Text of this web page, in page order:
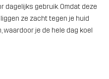
dagelijks gebruik. Omdat deze
ze zacht tegen je huid
waardoor je de hele dag koel